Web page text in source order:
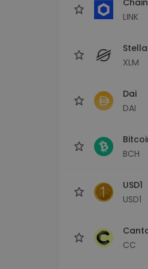
LINK
XLM
Dai
DAI
BCH
USD1
USD1
CC